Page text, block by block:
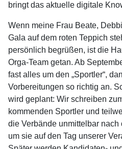
bringt das aktuelle digitale
Wenn meine Frau Beate,
Gala auf dem roten Teppich
persönlich begrüßen, ist die
Orga-Team getan. Ab
fast alles um den „Sportler“,
Vorbereitungen so richtig an.
wird geplant: Wir schreiben
kommenden Sportler und
die Verbände unmittelbar
um sie auf den Tag unserer